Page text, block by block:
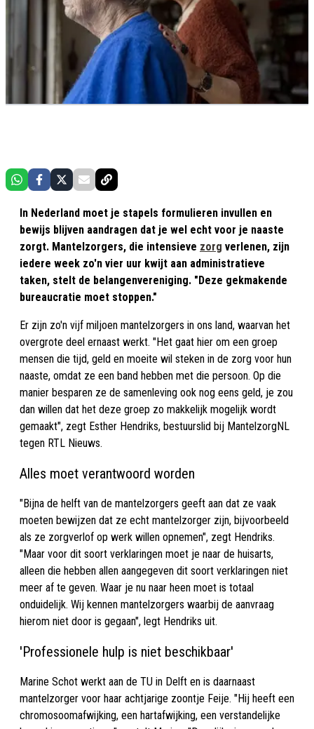
In Nederland moet je stapels formulieren invullen en
bewijs blijven aandragen dat je wel echt voor je naaste
zorgt. Mantelzorgers, die intensieve zorg verlenen, zijn
iedere week zo'n vier uur kwijt aan administratieve
taken, stelt de belangenvereniging. "Deze gekmakende
bureaucratie moet stoppen."
Er zijn zo'n vijf miljoen mantelzorgers in ons land, waarvan het
overgrote deel ernaast werkt. "Het gaat hier om een groep
mensen die tijd, geld en moeite wil steken in de zorg voor hun
naaste, omdat ze een band hebben met die persoon. Op die
manier besparen ze de samenleving ook nog eens geld, je zou
dan willen dat het deze groep zo makkelijk mogelijk wordt
gemaakt", zegt Esther Hendriks, bestuurslid bij MantelzorgNL
tegen RTL Nieuws.
Alles moet verantwoord worden
"Bijna de helft van de mantelzorgers geeft aan dat ze vaak
moeten bewijzen dat ze echt mantelzorger zijn, bijvoorbeeld
als ze zorgverlof op werk willen opnemen", zegt Hendriks.
"Maar voor dit soort verklaringen moet je naar de huisarts,
alleen die hebben allen aangegeven dit soort verklaringen niet
meer af te geven. Waar je nu naar heen moet is totaal
onduidelijk. Wij kennen mantelzorgers waarbij de aanvraag
hierom niet door is gegaan", legt Hendriks uit.
'Professionele hulp is niet beschikbaar'
Marine Schot werkt aan de TU in Delft en is daarnaast
mantelzorger voor haar achtjarige zoontje Feije. "Hij heeft een
chromosoomafwijking, een hartafwijking, een verstandelijke